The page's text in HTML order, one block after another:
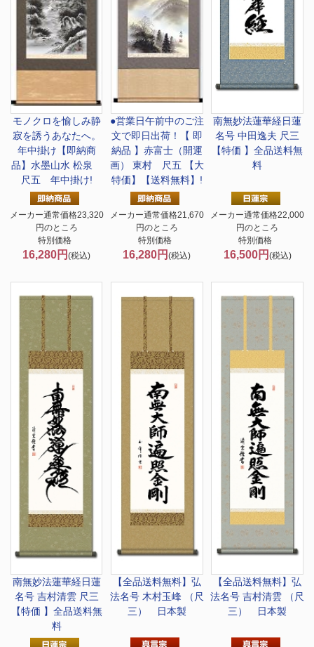
モノクロを愉しみ静
寂を誘うあなたへ。
年中掛け 【即納商
品】水墨山水 松泉
尺五 年中掛け!
メーカー通常価格23,320
円のところ
特別価格
16,280円(税込)
●営業日午前中のご注
文で即日出荷！
【 即
納品 】赤富士（開運
画） 東村 尺五 【大
特価】【送料無料】!
メーカー通常価格21,670
円のところ
特別価格
16,280円(税込)
南無妙法蓮華経日蓮
名号 中田逸夫 尺三
【特価 】全品送料無
料
メーカー通常価格22,000
円のところ
特別価格
16,500円 (税込)
南無妙法蓮華経日蓮
名号 吉村清雲 尺三
【特価 】全品送料無
料
【全品送料無料】 弘
法名号 木村玉峰 （尺
三） 日本製
【全品送料無料】弘
法名号 吉村清雲 （尺
三） 日本製